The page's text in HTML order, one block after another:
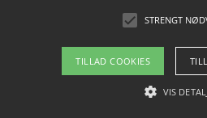
Copyright 2026 -
Om / kontakt
Blog
STRENGT
TILLAD COOKIES
VIS